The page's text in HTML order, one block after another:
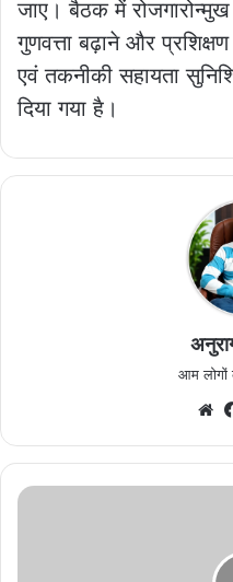
जाए। बैठक में रोजगारोन्मुख
गुणवत्ता बढ़ाने और
एवं तकनीकी सहायता
दिया गया है।
आम
विश्व